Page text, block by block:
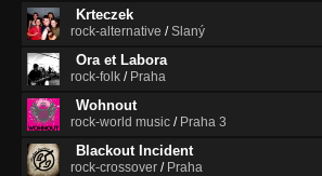
Krteczek
rock-alternative /Slaný
Ora et Labora
rock-folk / Praha
Wohnout
rock-world music / Praha 3
Blackout Incident
rock-crossover / Praha